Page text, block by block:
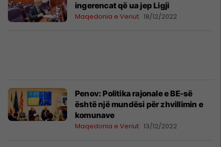
ingerencat që ua jep Ligji
Maqedonia e Veriut 18/12/2022
Penov: Politika rajonale e BE-së
është një mundësi për zhvillimin e
komunave
Maqedonia e Veriut 13/12/2022